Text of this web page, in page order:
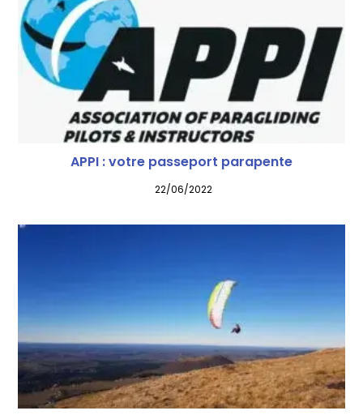
APPI : votre passeport parapente
22/06/2022